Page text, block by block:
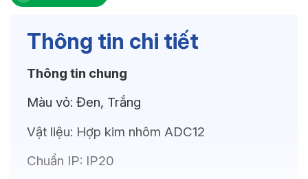
Thông tin chi tiết
Thông tin chung
Màu vỏ: Đen, Trắng
Vật liệu: Hợp kim nhôm ADC12
Chuẩn IP: IP20